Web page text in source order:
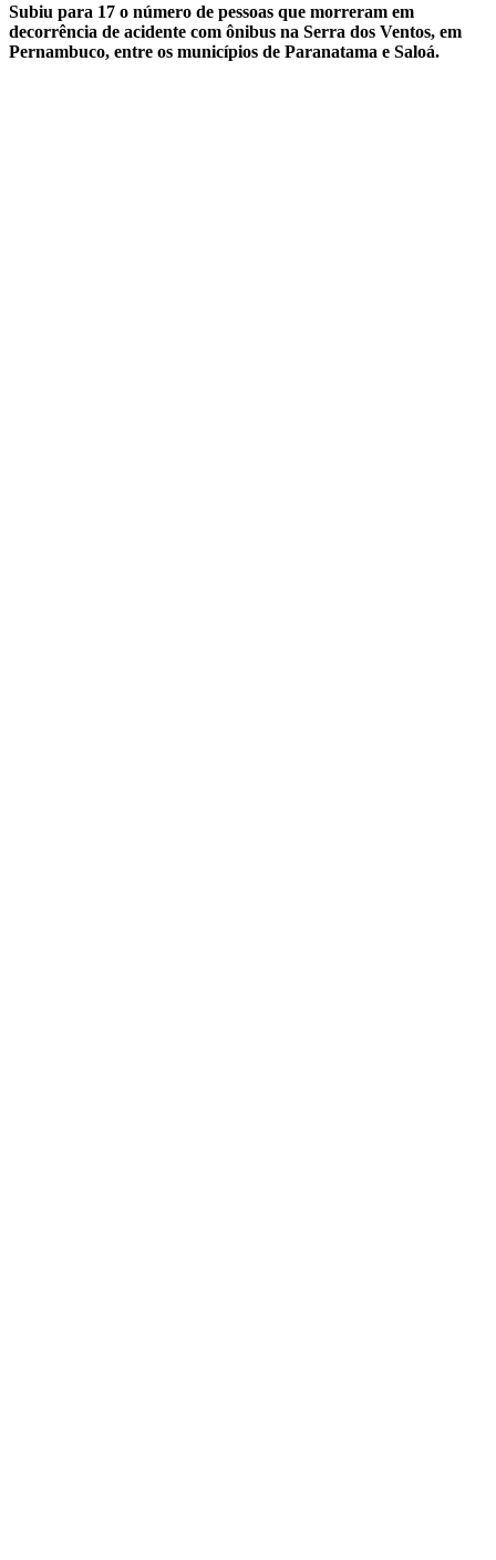
Subiu para 17 o número de pessoas que morreram em
decorrência de acidente com ônibus na Serra dos Ventos, em
Pernambuco, entre os municípios de Paranatama e Saloá.